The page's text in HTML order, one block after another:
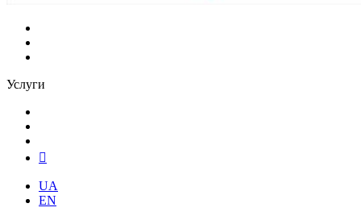
Услуги
UA
EN